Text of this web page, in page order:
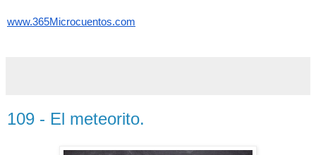
www.365Microcuentos.com
109 - El meteorito.